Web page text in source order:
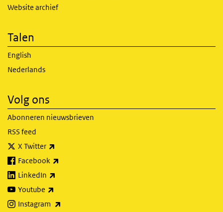
Website archief
Talen
English
Nederlands
Volg ons
Abonneren nieuwsbrieven
RSS feed
X Twitter
Facebook
LinkedIn
Youtube
Instagram